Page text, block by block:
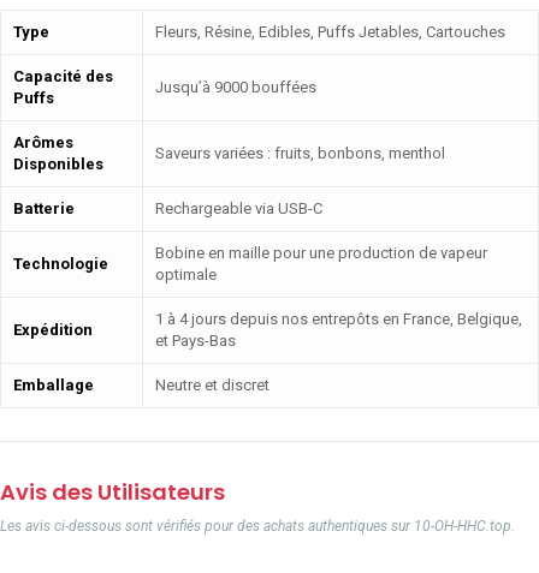
Type Fleurs, Résine, Edibles, Puffs Jetables, Cartouches
Capacité des
Puffs
Jusqu’à 9000 bouffées
Arômes
Disponibles
Saveurs variées : fruits, bonbons, menthol
Batterie Rechargeable via USB-C
Technologie
Bobine en maille pour une production de vapeur
optimale
Expédition
1 à 4 jours depuis nos entrepôts en France, Belgique,
et Pays-Bas
Emballage Neutre et discret
Avis des Utilisateurs
Les avis ci-dessous sont vérifiés pour des achats authentiques sur 10-OH-HHC.top.